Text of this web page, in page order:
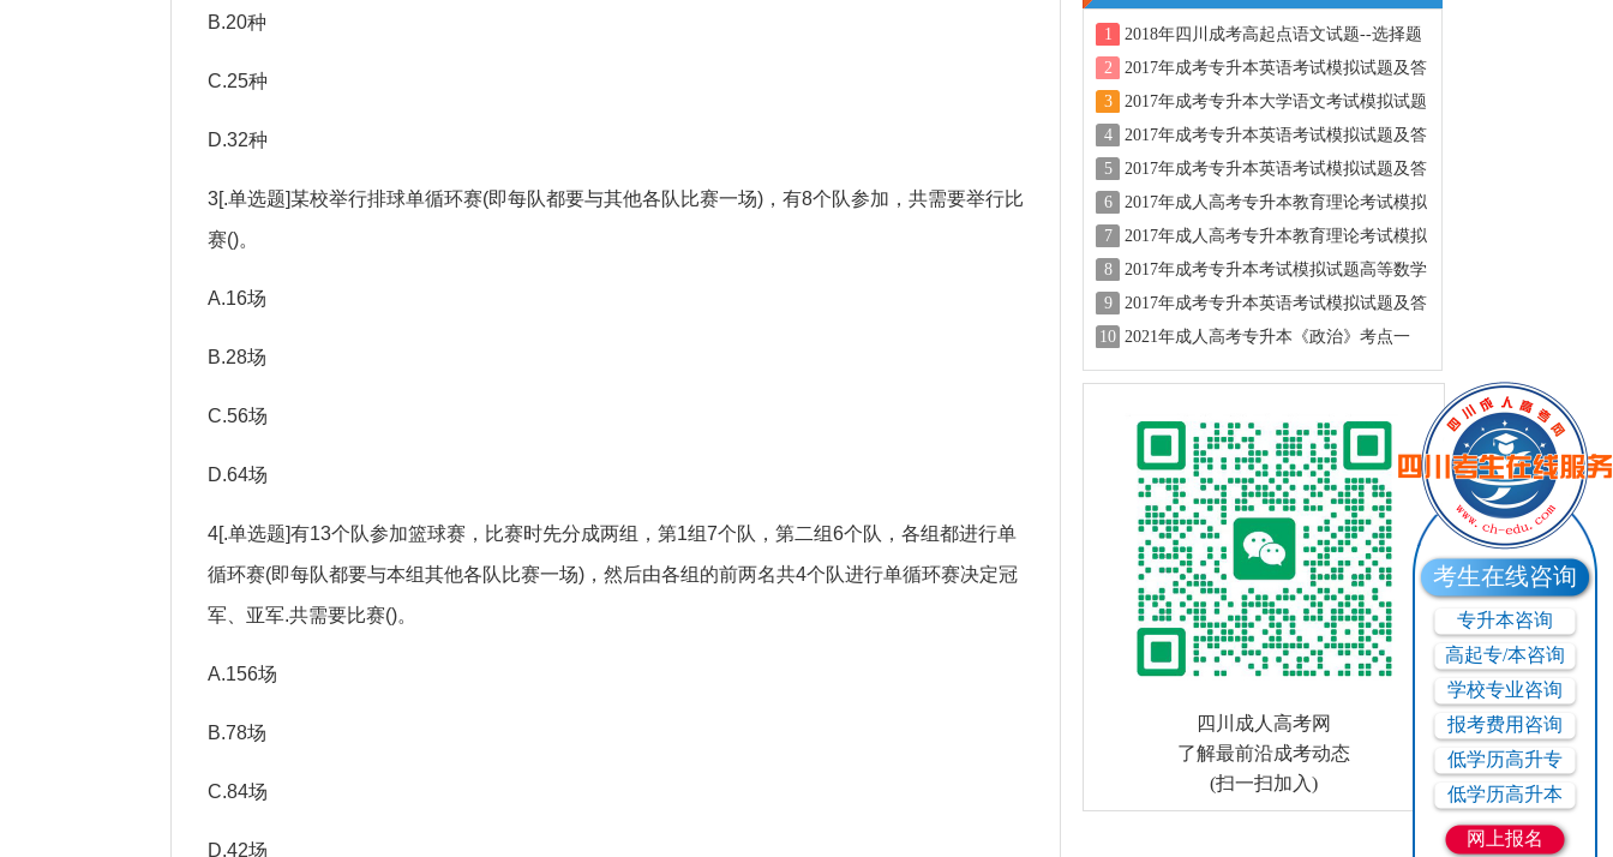
考生在线咨询
专升本咨询
高起专/本咨询
学校专业咨询
报考费用咨询
低学历高升专
低学历高升本
网上报名
B.20种
C.25种
D.32种
3[.单选题]某校举行排球单循环赛(即每队都要与其他各队比赛一场)，有8个队参加，共需要举行比
赛()。
A.16场
B.28场
C.56场
D.64场
4[.单选题]有13个队参加篮球赛，比赛时先分成两组，第1组7个队，第二组6个队，各组都进行单
循环赛(即每队都要与本组其他各队比赛一场)，然后由各组的前两名共4个队进行单循环赛决定冠
军、亚军.共需要比赛()。
A.156场
B.78场
C.84场
D.42场
1
2018年四川成考高起点语文试题--选择题
2
2017年成考专升本英语考试模拟试题及答
案三
3 2017年成考专升本大学语文考试模拟试题
及答案二
4 2017年成考专升本英语考试模拟试题及答
案四
5 2017年成考专升本英语考试模拟试题及答
案二
6 2017年成人高考专升本教育理论考试模拟
试题及答案一
7 2017年成人高考专升本教育理论考试模拟
试题及答案二
8
2017年成考专升本考试模拟试题高等数学
9
2017年成考专升本英语考试模拟试题及答
案一
10 2021年成人高考专升本《政治》考点一
四川成人高考网
了解最前沿成考动态
(扫一扫加入)